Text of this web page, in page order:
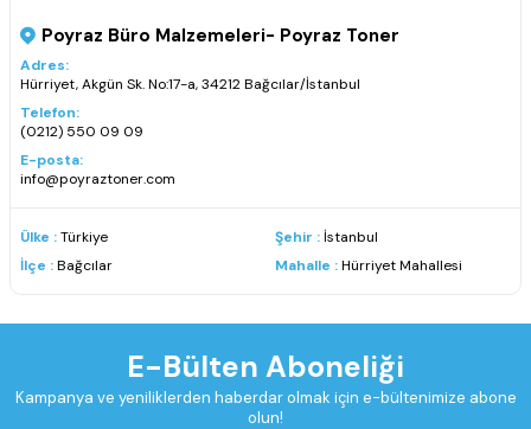
Poyraz Büro Malzemeleri- Poyraz Toner
Adres:
Hürriyet, Akgün Sk. No:17-a, 34212 Bağcılar/İstanbul
Telefon:
(0212) 550 09 09
E-posta:
info@poyraztoner.com
Ülke :Türkiye Şehir : İstanbul
İlçe :Bağcılar Mahalle :Hürriyet Mahallesi
E-Bülten Aboneliği
Kampanya ve yeniliklerden haberdar olmak için e-bültenimize abone
olun!